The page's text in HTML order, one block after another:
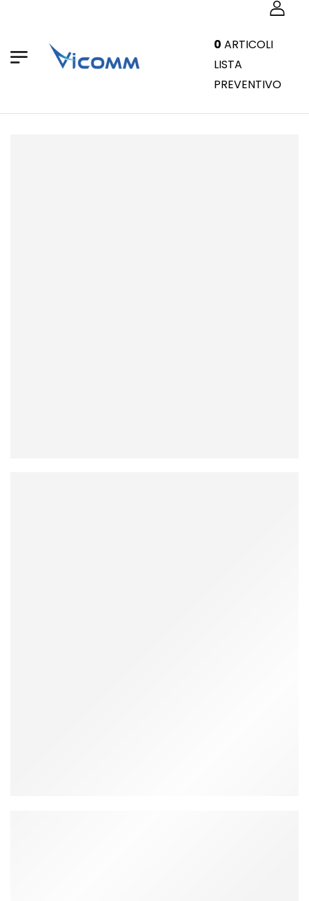
0 ARTICOLI
LISTA
PREVENTIVO